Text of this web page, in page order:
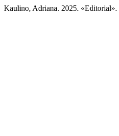
Kaulino, Adriana. 2025. «Editorial».